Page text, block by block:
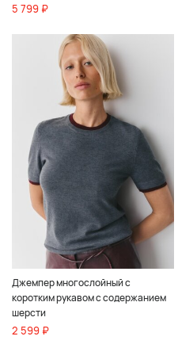
5 799 ₽
Джемпер многослойный с
коротким рукавом с содержанием
шерсти
2 599 ₽